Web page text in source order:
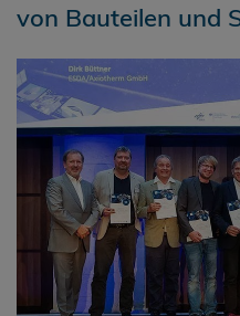
von Bauteilen und